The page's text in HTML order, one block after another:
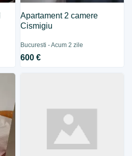
Apartament 2 camere
Cismigiu
Bucuresti - Acum 2 zile
600 €